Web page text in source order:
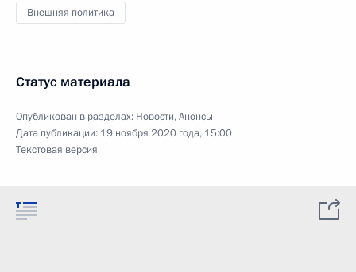
Внешняя политика
Статус материала
Опубликован в разделах: Новости,Анонсы
Дата публикации: 19 ноября 2020 года, 15:00
Текстовая версия